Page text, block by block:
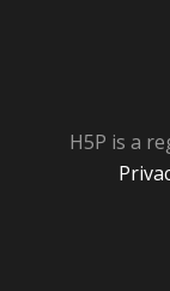
H5P is a